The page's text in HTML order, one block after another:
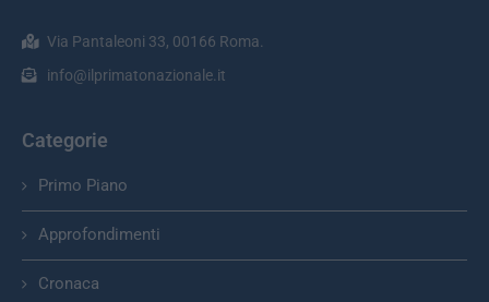
Via Pantaleoni 33, 00166 Roma.
info@ilprimatonazionale.it
Categorie
Primo Piano
Approfondimenti
Cronaca